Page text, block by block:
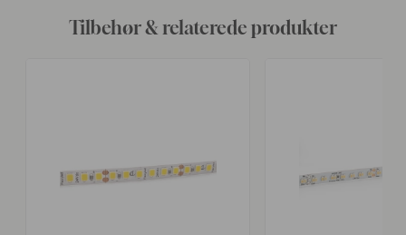
Tilbehør & relaterede produkter